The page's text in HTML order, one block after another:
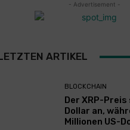
- Advertisement -
ARTIKEL
BLOCKCHAIN
Der XRP-
Dollar an,
Millionen US-